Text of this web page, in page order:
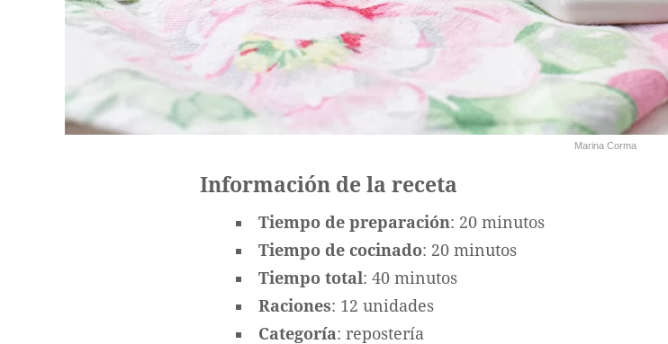
Marina Corma
Información de la receta
Tiempo de preparación: 20 minutos
Tiempo de cocinado: 20 minutos
Tiempo total: 40 minutos
Raciones: 12 unidades
Categoría: repostería